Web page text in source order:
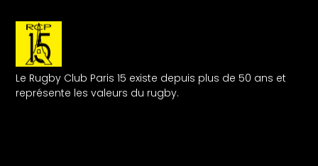
Le Rugby Club Paris 15 existe depuis plus de 50 ans et
représente les valeurs du rugby.